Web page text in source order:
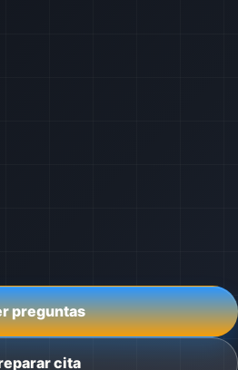
preguntas
cita